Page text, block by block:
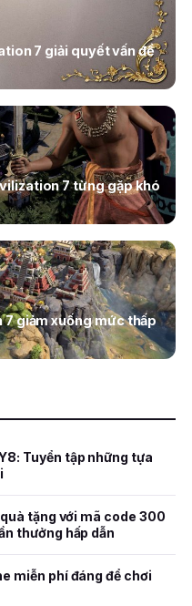
7 giải quyết vấn đề
7 từng gặp khó
giảm xuống mức thấp
Tuyển tập những tựa
tặng với mã code 300
thưởng hấp dẫn
miễn phí đáng để chơi